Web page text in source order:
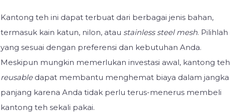
Kantong teh ini dapat terbuat dari berbagai jenis bahan,
termasuk kain katun, nilon, atau stainless steel mesh. Pilihlah
yang sesuai dengan preferensi dan kebutuhan Anda.
Meskipun mungkin memerlukan investasi awal, kantong teh
reusabledapat membantu menghemat biaya dalam jangka
panjang karena Anda tidak perlu terus-menerus membeli
kantong teh sekali pakai.